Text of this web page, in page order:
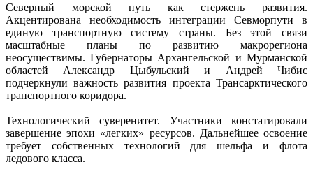
Северный морской путь как стержень развития.
Акцентирована необходимость интеграции Севморпути в
единую транспортную систему страны. Без этой связи
масштабные планы по развитию макрорегиона
неосуществимы. Губернаторы Архангельской и Мурманской
областей Александр Цыбульский и Андрей Чибис
подчеркнули важность развития проекта Трансарктического
транспортного коридора.
Технологический суверенитет. Участники констатировали
завершение эпохи «легких» ресурсов. Дальнейшее освоение
требует собственных технологий для шельфа и флота
ледового класса.